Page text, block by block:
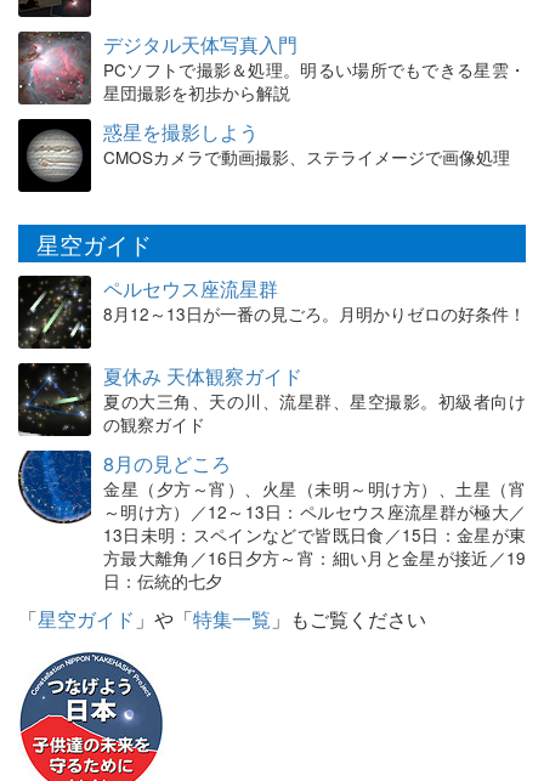
デジタル天体写真入門
PCソフトで撮影＆処理。明るい場所でもできる星雲・
星団撮影を初歩から解説
惑星を撮影しよう
CMOSカメラで動画撮影、ステライメージで画像処理
星空ガイド
ペルセウス座流星群
8月12～13日が一番の見ごろ。月明かりゼロの好条件！
夏休み 天体観察ガイド
夏の大三角、天の川、流星群、星空撮影。初級者向け
の観察ガイド
8月の見どころ
金星（夕方～宵）、火星（未明～明け方）、土星（宵
～明け方）／12～13日：ペルセウス座流星群が極大／
13日未明：スペインなどで皆既日食／15日：金星が東
方最大離角／16日夕方～宵：細い月と金星が接近／19
日：伝統的七夕
「星空ガイド 」や「特集一覧 」もご覧ください